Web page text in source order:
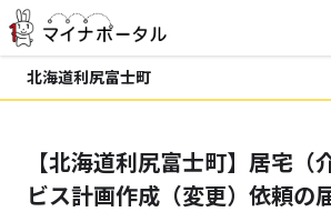
北海道利尻富士町
【北海道利尻富士町】居宅（
ビス計画作成（変更）依頼の